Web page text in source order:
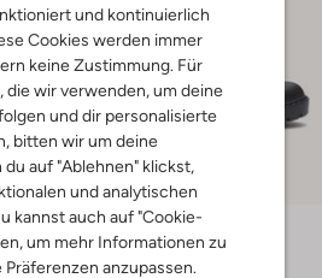
und kontinuierlich
Cookies werden immer
keine Zustimmung. Für
die wir verwenden, um deine
und dir personalisierte
bitten wir um deine
auf "Ablehnen" klickst,
und analytischen
kannst auch auf "Cookie-
um mehr Informationen zu
anzupassen.
Letzter Artikel
-50%
Unisa
Chelsea Boots
€ 89,95 € 44,99